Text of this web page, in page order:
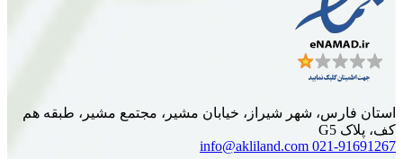
استان فارس، شهر شیراز، خیابان مشیر، مجتمع مشیر، طبقه هم
کف، پلاک G5
021-91691267
info@akliland.com